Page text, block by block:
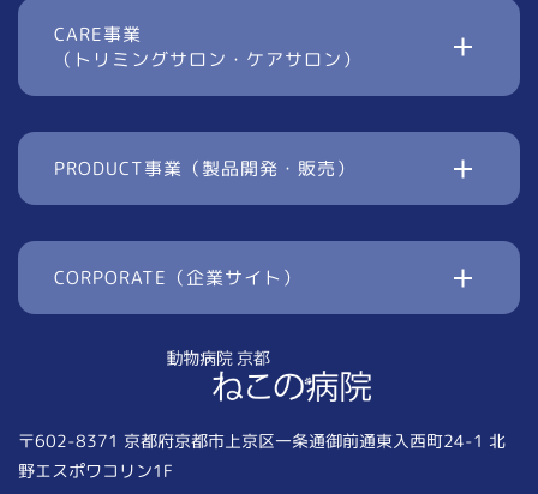
CARE事業
（トリミングサロン・ケアサロン）
PRODUCT事業（製品開発・販売）
CORPORATE（企業サイト）
〒602-8371 京都府京都市上京区一条通御前通東入西町24-1 北
野エスポワコリン1F